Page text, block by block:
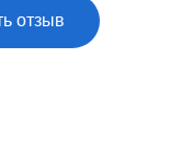
отзыв